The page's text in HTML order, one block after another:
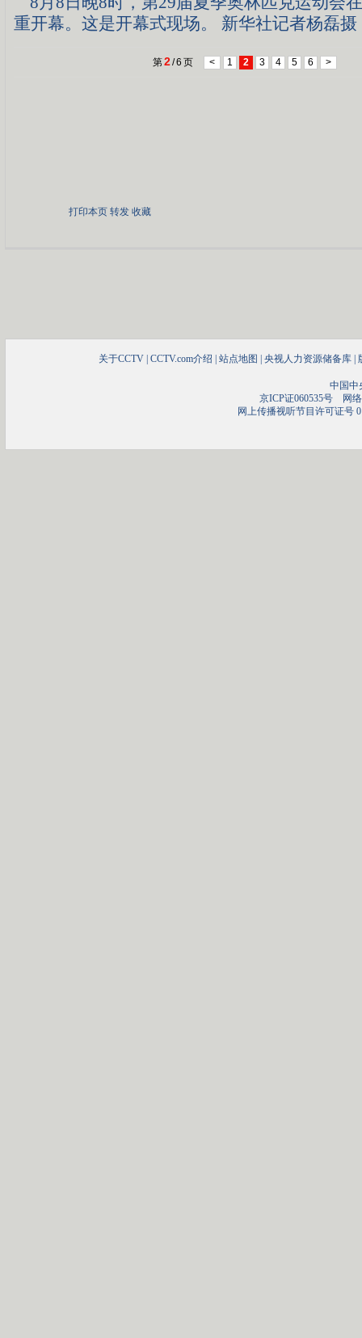
重开幕。这是开幕式现场。 新华社记者杨磊摄
第2/6 页 < 1 2 3 4 5 6 >
打印本页 转发 收藏
关于CCTV CCTV.com介绍 站点地图 央视人力资源储备库
中国中
京ICP证060535号网络
网上传播视听节目许可证号